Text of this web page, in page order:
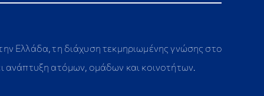
Ελλάδα, τη διάχυση τεκμηριωμένης γνώσης στο
ανάπτυξη ατόμων, ομάδων και κοινοτήτων.